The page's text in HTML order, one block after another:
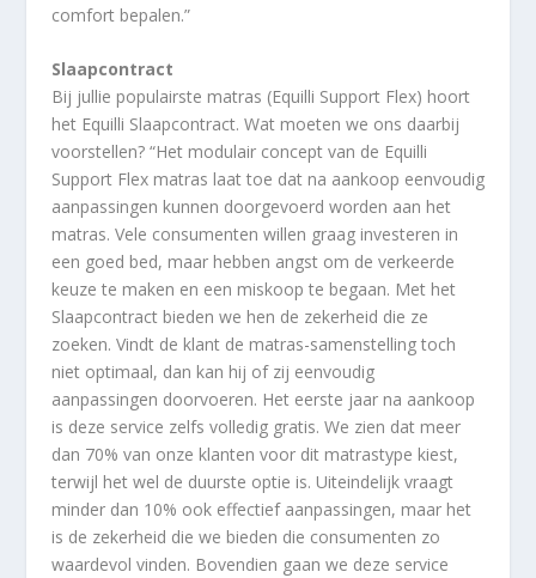
comfort bepalen.”
Slaapcontract
Bij jullie populairste matras (Equilli Support Flex) hoort
het Equilli Slaapcontract. Wat moeten we ons daarbij
voorstellen? “Het modulair concept van de Equilli
Support Flex matras laat toe dat na aankoop eenvoudig
aanpassingen kunnen doorgevoerd worden aan het
matras. Vele consumenten willen graag investeren in
een goed bed, maar hebben angst om de verkeerde
keuze te maken en een miskoop te begaan. Met het
Slaapcontract bieden we hen de zekerheid die ze
zoeken. Vindt de klant de matras-samenstelling toch
niet optimaal, dan kan hij of zij eenvoudig
aanpassingen doorvoeren. Het eerste jaar na aankoop
is deze service zelfs volledig gratis. We zien dat meer
dan 70% van onze klanten voor dit matrastype kiest,
terwijl het wel de duurste optie is. Uiteindelijk vraagt
minder dan 10% ook effectief aanpassingen, maar het
is de zekerheid die we bieden die consumenten zo
waardevol vinden. Bovendien gaan we deze service